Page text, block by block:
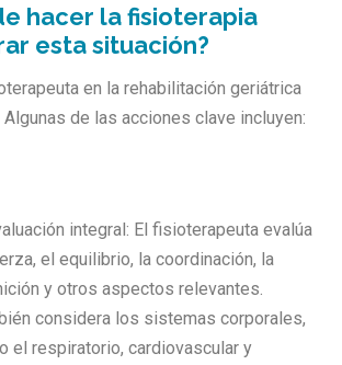
hacer la fisioterapia
esta situación?
en la rehabilitación geriátrica
de las acciones clave incluyen:
integral: El fisioterapeuta evalúa
el equilibrio, la coordinación, la
y otros aspectos relevantes.
considera los sistemas corporales,
el respiratorio, cardiovascular y